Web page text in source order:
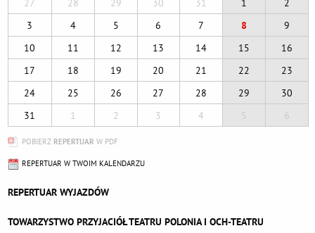
27 28 29 30 31 1
2
3
4 5 6 7 8
9
10
11 12 13 14 15
16
17
18 19 20 21 22
23
24
25 26 27 28 29
30
31
1 2 3 4 5 6
POBIERZ REPERTUAR W PDF
REPERTUAR W TWOIM KALENDARZU
REPERTUAR WYJAZDÓW
TOWARZYSTWO PRZYJACIÓŁ TEATRU POLONIA I OCH-TEATRU